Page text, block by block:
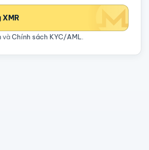
XMR
vàChính sách KYC/AML